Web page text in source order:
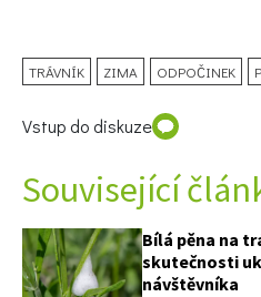
TRÁVNÍK ZIMA ODPOČINEK
Vstup do diskuze
Související
Bílá pěna na
skutečnosti
návštěvníka